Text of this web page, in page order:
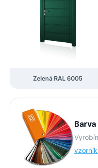
Zelená RAL 6005